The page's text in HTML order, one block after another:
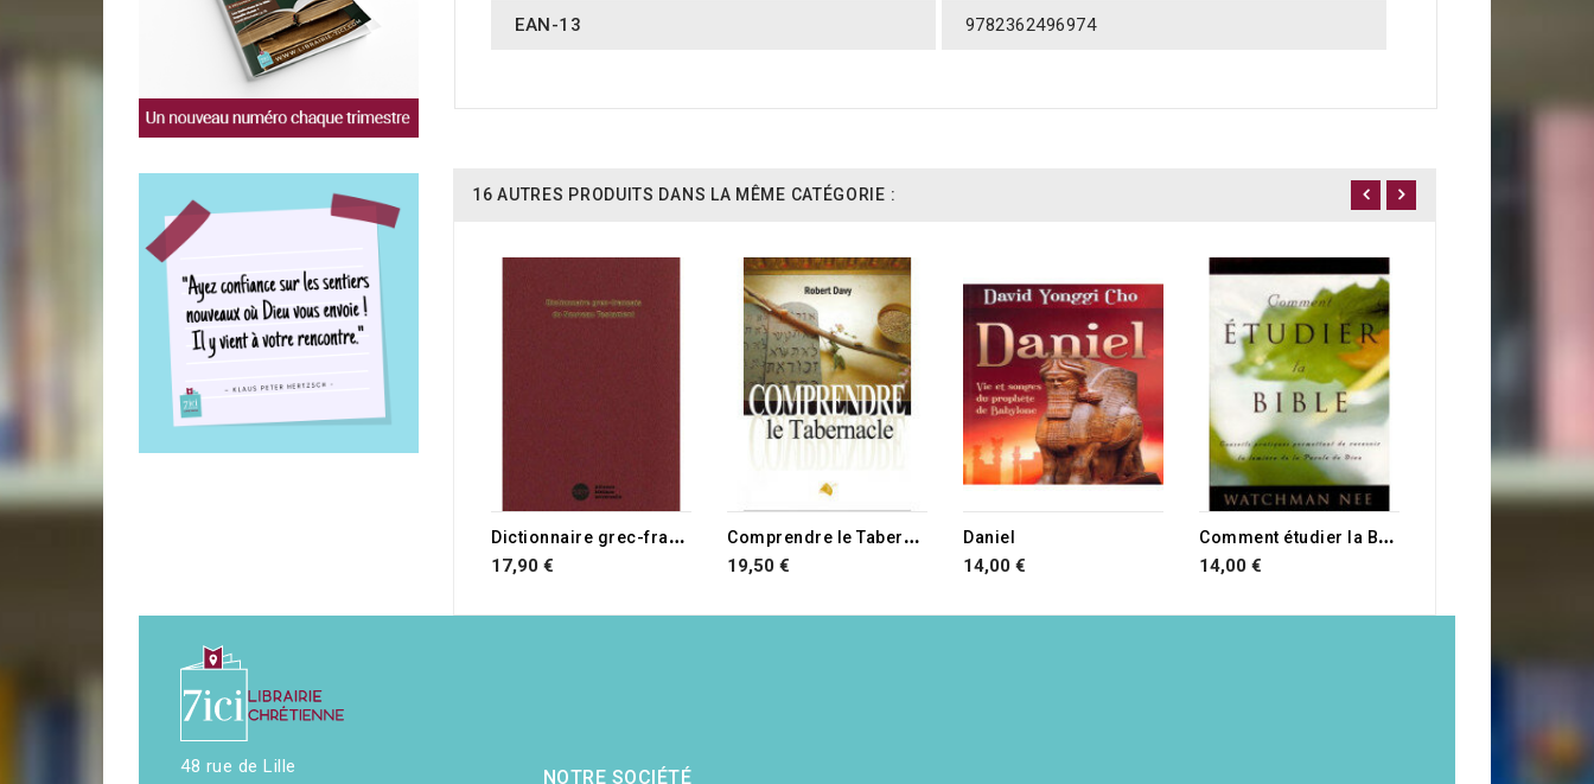
EAN-13
9782362496974
16 AUTRES PRODUITS DANS LA MÊME CATÉGORIE :
D
ictionnaire grec-français du Nouveau Testament
17,90 €
C
omprendre le Tabernacle
19,50 €
Daniel
14,00 €
RUPTURE DE STOCK C
omment étudier la Bible
14,00 €
48 rue de Lille
NOTRE SOCIÉTÉ